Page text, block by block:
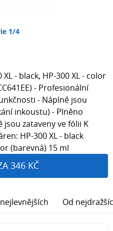
1/4
- black, HP-300 XL - color
- Profesionální
- Náplně jsou
inkoustu) - Plněno
zataveny ve fólii K
HP-300 XL - black
(barevná) 15 ml
346 KČ
Od